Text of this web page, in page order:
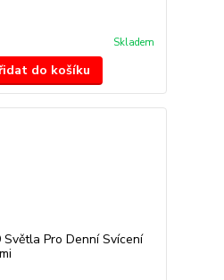
Skladem
do košíku